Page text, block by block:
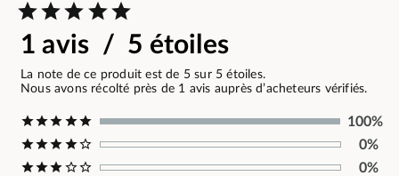
1 avis / 5 étoiles
La note de ce produit est de 5 sur 5 étoiles.
Nous avons récolté près de 1 avis auprès d’acheteurs vérifiés.
100%
0%
0%